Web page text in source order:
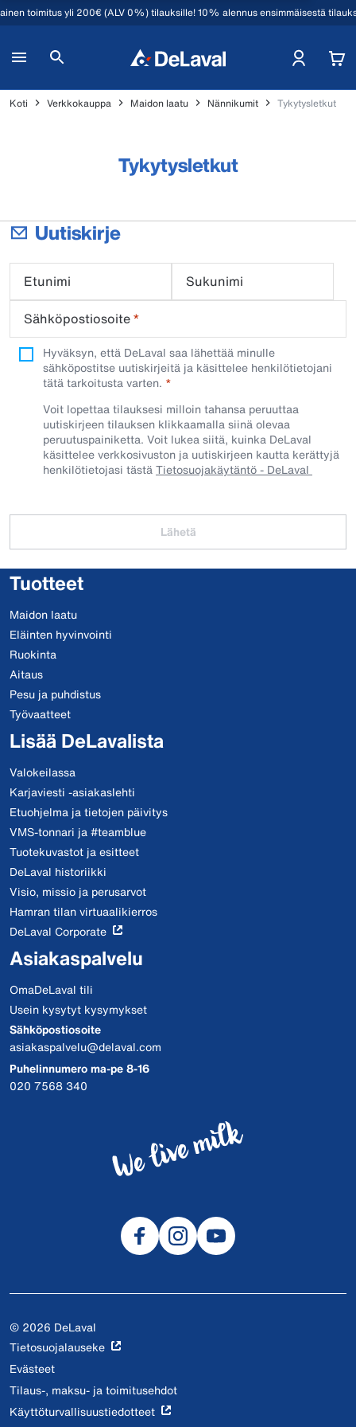
toimitus yli 200€ (ALV 0%) tilauksille! 10% alennus ensimmäisestä
Koti Verkkokauppa Maidon laatu Nännikumit Tykytysletkut
Tykytysletkut
Uutiskirje
Etunimi
Sukunimi
Sähköpostiosoite*
Hyväksyn, että DeLaval saa lähettää minulle
sähköpostitse uutiskirjeitä ja käsittelee henkilötietojani
tätä tarkoitusta varten.
Voit lopettaa tilauksesi milloin tahansa peruuttaa
uutiskirjeen tilauksen klikkaamalla siinä olevaa
peruutuspainiketta. Voit lukea siitä, kuinka DeLaval
käsittelee verkkosivuston ja uutiskirjeen kautta kerättyjä
henkilötietojasi tästäTietosuojakäytäntö - DeLaval
Lähetä
Tuotteet
Maidon laatu
Eläinten hyvinvointi
Ruokinta
Aitaus
Pesu ja puhdistus
Työvaatteet
Lisää DeLavalista
Valokeilassa
Karjaviesti -asiakaslehti
Etuohjelma ja tietojen päivitys
VMS-tonnari ja #teamblue
Tuotekuvastot ja esitteet
DeLaval historiikki
Visio, missio ja perusarvot
Hamran tilan virtuaalikierros
DeLaval Corporate
Asiakaspalvelu
OmaDeLaval tili
Usein kysytyt kysymykset
Sähköpostiosoite
asiakaspalvelu@delaval.com
Puhelinnumero ma-pe 8-16
020 7568 340
© 2026 DeLaval
Tietosuojalauseke
Evästeet
Tilaus-, maksu- ja toimitusehdot
Käyttöturvallisuustiedotteet